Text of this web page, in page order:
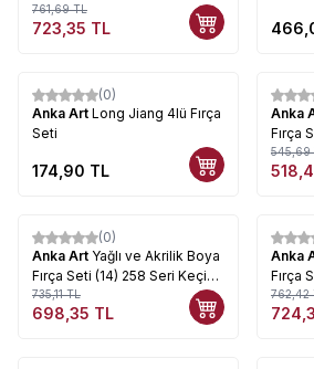
761,69TL
723,35 TL
(0)
Anka Art Long Jiang 4lü Fırça
Seti
174,90 TL
%5
Anka
Fırça
545,69
%5
(0)
Anka Art Yağlı ve Akrilik Boya
Fırça Seti (14) 258 Seri Keçi
Kılı Fırça
735,11TL
698,35 TL
%5
Anka
Fırça
762,42